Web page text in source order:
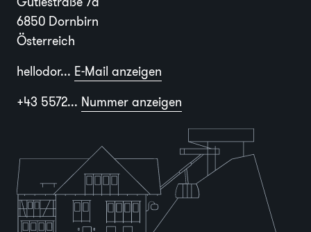
6850 Dornbirn
Österreich
hellodor... E-Mail anzeigen
+43 5572... Nummer anzeigen